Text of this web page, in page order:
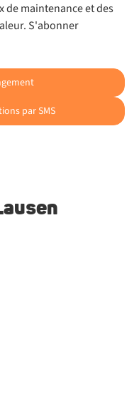
maintenance et des
S'abonner
par SMS